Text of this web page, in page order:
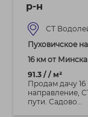
р-н
СТ
Пуховичское
16 км от Минска
91.3 / / м²
Продам дачу
направление,
пути. Садово...